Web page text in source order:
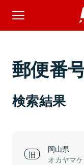
郵便番
検索結果
岡山県
オカヤマ